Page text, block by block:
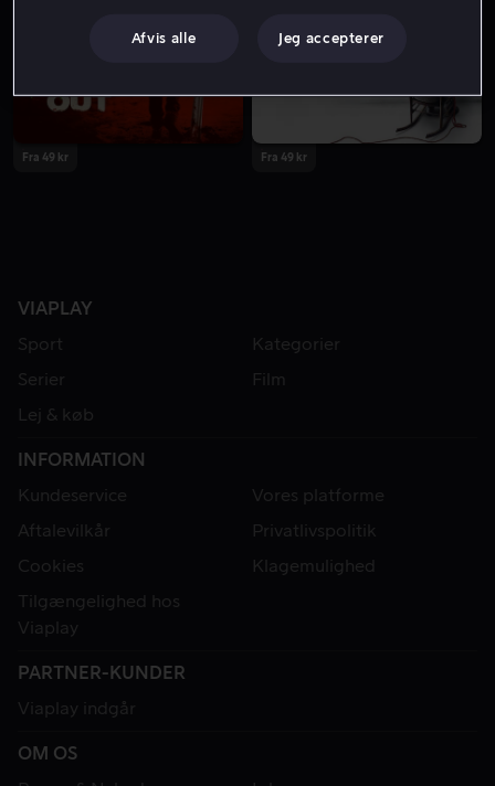
Fra 49 kr Fra 49 kr
VIAPLAY
Sport
Kategorier
Serier
Film
Lej & køb
INFORMATION
Kundeservice
Vores platforme
Aftalevilkår
Privatlivspolitik
Cookies
Klagemulighed
Tilgængelighed hos
Viaplay
PARTNER-KUNDER
Viaplay indgår
OM OS
Afvis alle Jeg accepterer